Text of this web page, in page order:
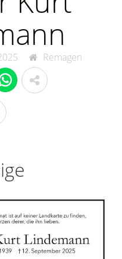
Remagen